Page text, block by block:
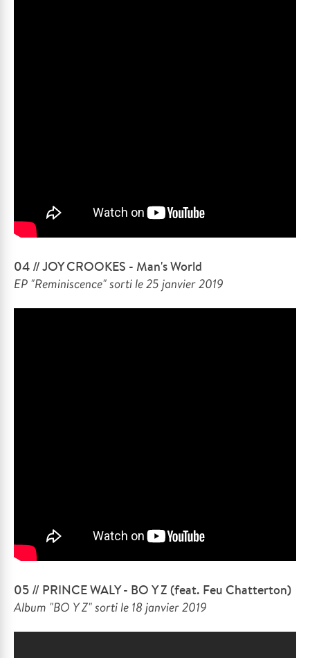
04 // JOY CROOKES - Man's World
EP "Reminiscence" sorti le 25 janvier 2019
05 // PRINCE WALY - BO Y Z (feat. Feu Chatterton)
Album "BO Y Z" sorti le 18 janvier 2019